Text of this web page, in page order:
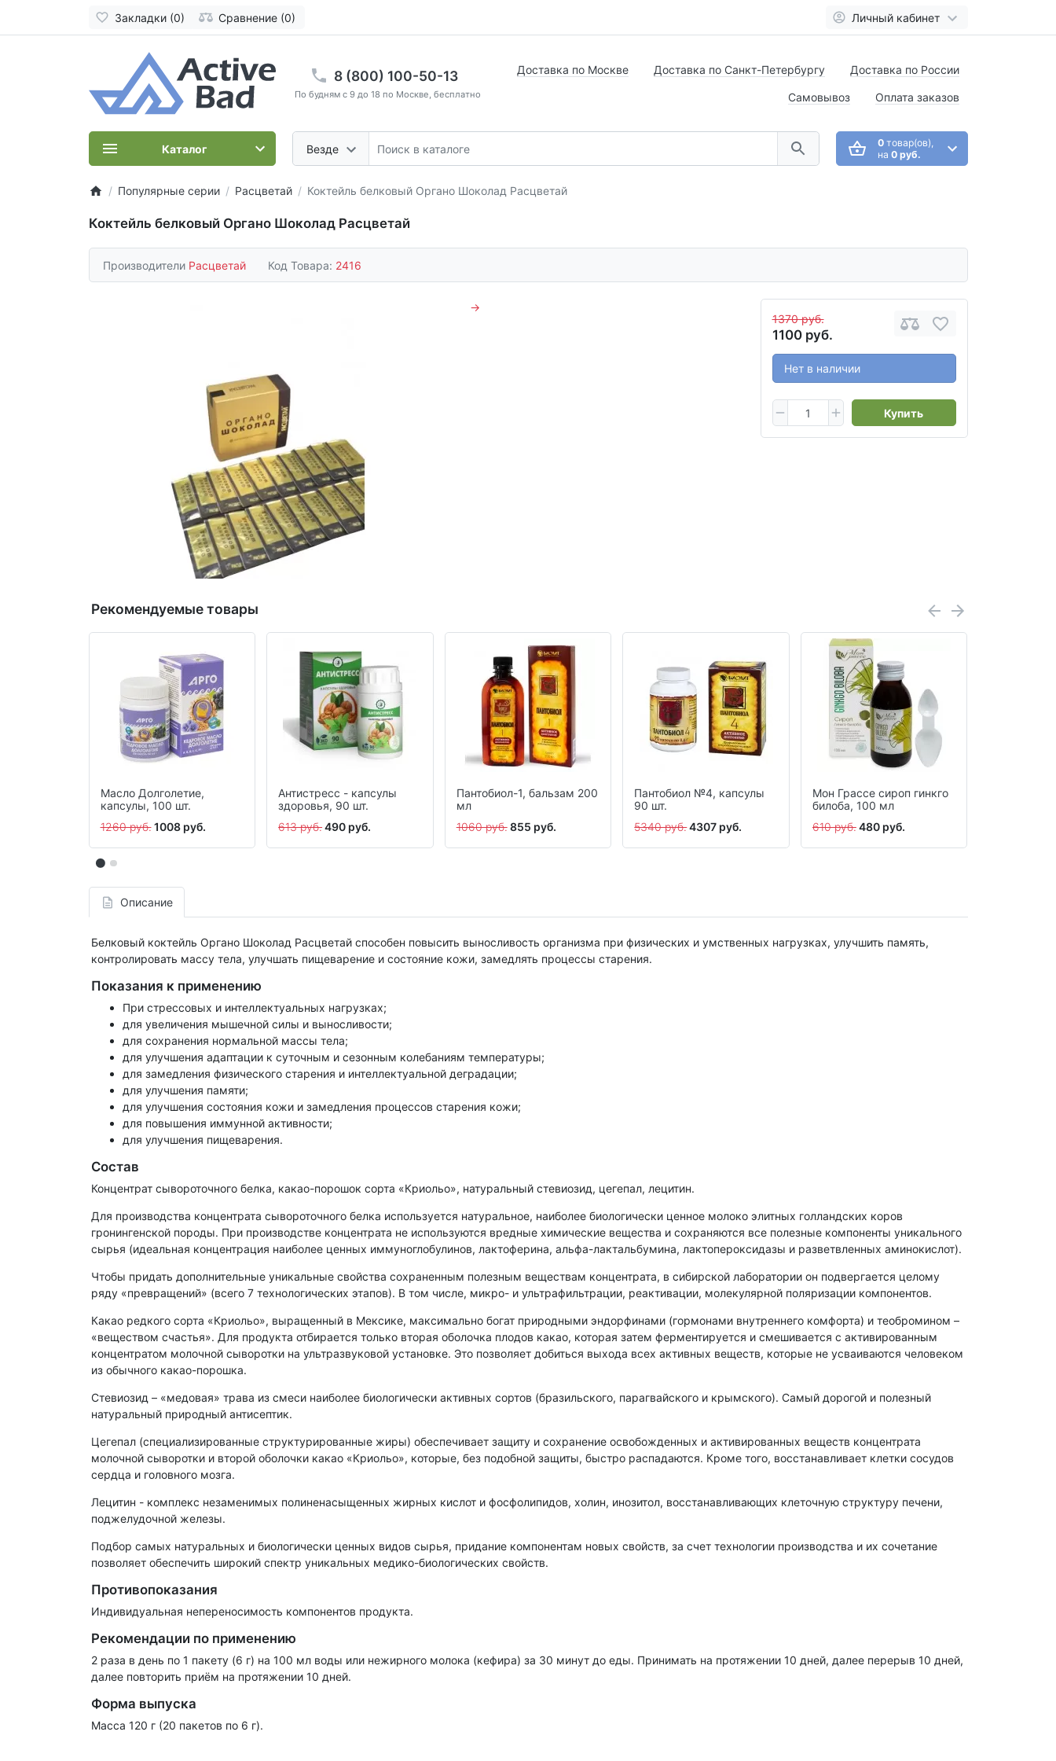
Закладки (0) Сравнение (0) Личный кабинет
8 (800) 100-50-13
По будням с 9 до 18 по Москве, бесплатно
Везде
Доставка по Москве Доставка по Санкт-Петербургу Доставка по России
Самовывоз Оплата заказов
0товар(ов),
на 0 руб.
Каталог
Популярные серии Расцветай Коктейль белковый Органо Шоколад Расцветай
Коктейль белковый Органо Шоколад Расцветай
Производители Расцветай Код Товара: 2416
1370 руб.
1100 руб.
Нет в наличии
Купить
→
Рекомендуемые товары
Масло Долголетие,
капсулы, 100 шт.
1260 руб. 1008 руб.
Антистресс - капсулы
здоровья, 90 шт.
613 руб.490 руб.
Пантобиол-1, бальзам 200
мл
1060 руб.855 руб.
Пантобиол №4, капсулы
90 шт.
5340 руб.4307 руб.
Мон Грассе сироп гинкго
билоба, 100 мл
610 руб.480 руб.
Описание
Белковый коктейль Органо Шоколад Расцветай способен повысить выносливость организма при физических и умственных нагрузках, улучшить память,
контролировать массу тела, улучшать пищеварение и состояние кожи, замедлять процессы старения.
Показания к применению
При стрессовых и интеллектуальных нагрузках;
для увеличения мышечной силы и выносливости;
для сохранения нормальной массы тела;
для улучшения адаптации к суточным и сезонным колебаниям температуры;
для замедления физического старения и интеллектуальной деградации;
для улучшения памяти;
для улучшения состояния кожи и замедления процессов старения кожи;
для повышения иммунной активности;
для улучшения пищеварения.
Состав
Концентрат сывороточного белка, какао-порошок сорта «Криольо», натуральный стевиозид, цегепал, лецитин.
Для производства концентрата сывороточного белка используется натуральное, наиболее биологически ценное молоко элитных голландских коров
гронингенской породы. При производстве концентрата не используются вредные химические вещества и сохраняются все полезные компоненты уникального
сырья (идеальная концентрация наиболее ценных иммуноглобулинов, лактоферина, альфа-лактальбумина, лактопероксидазы и разветвленных аминокислот).
Чтобы придать дополнительные уникальные свойства сохраненным полезным веществам концентрата, в сибирской лаборатории он подвергается целому
ряду «превращений» (всего 7 технологических этапов). В том числе, микро- и ультрафильтрации, реактивации, молекулярной поляризации компонентов.
Какао редкого сорта «Криольо», выращенный в Мексике, максимально богат природными эндорфинами (гормонами внутреннего комфорта) и теобромином –
«веществом счастья». Для продукта отбирается только вторая оболочка плодов какао, которая затем ферментируется и смешивается с активированным
концентратом молочной сыворотки на ультразвуковой установке. Это позволяет добиться выхода всех активных веществ, которые не усваиваются человеком
из обычного какао-порошка.
Стевиозид – «медовая» трава из смеси наиболее биологически активных сортов (бразильского, парагвайского и крымского). Самый дорогой и полезный
натуральный природный антисептик.
Цегепал (специализированные структурированные жиры) обеспечивает защиту и сохранение освобожденных и активированных веществ концентрата
молочной сыворотки и второй оболочки какао «Криольо», которые, без подобной защиты, быстро распадаются. Кроме того, восстанавливает клетки сосудов
сердца и головного мозга.
Лецитин - комплекс незаменимых полиненасыщенных жирных кислот и фосфолипидов, холин, инозитол, восстанавливающих клеточную структуру печени,
поджелудочной железы.
Подбор самых натуральных и биологически ценных видов сырья, придание компонентам новых свойств, за счет технологии производства и их сочетание
позволяет обеспечить широкий спектр уникальных медико-биологических свойств.
Противопоказания
Индивидуальная непереносимость компонентов продукта.
Рекомендации по применению
2 раза в день по 1 пакету (6 г) на 100 мл воды или нежирного молока (кефира) за 30 минут до еды. Принимать на протяжении 10 дней, далее перерыв 10 дней,
далее повторить приём на протяжении 10 дней.
Форма выпуска
Масса 120 г (20 пакетов по 6 г).